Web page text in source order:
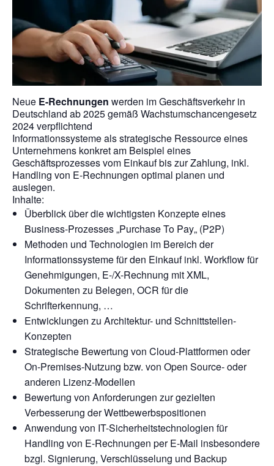
Neue E-Rechnungen werden im Geschäftsverkehr in
Deutschland ab 2025 gemäß Wachstumschancengesetz
2024 verpflichtend
Informationssysteme als strategische Ressource eines
Unternehmens konkret am Beispiel eines
Geschäftsprozesses vom Einkauf bis zur Zahlung, inkl.
Handling von E-Rechnungen optimal planen und
auslegen.
Inhalte:
Überblick über die wichtigsten Konzepte eines
Business-Prozesses „Purchase To Pay„ (P2P)
Methoden und Technologien im Bereich der
Informationssysteme für den Einkauf inkl. Workflow für
Genehmigungen, E-/X-Rechnung mit XML,
Dokumenten zu Belegen, OCR für die
Schrifterkennung, …
Entwicklungen zu Architektur- und Schnittstellen-
Konzepten
Strategische Bewertung von Cloud-Plattformen oder
On-Premises-Nutzung bzw. von Open Source- oder
anderen Lizenz-Modellen
Bewertung von Anforderungen zur gezielten
Verbesserung der Wettbewerbspositionen
Anwendung von IT-Sicherheitstechnologien für
Handling von E-Rechnungen per E-Mail insbesondere
bzgl. Signierung, Verschlüsselung und Backup